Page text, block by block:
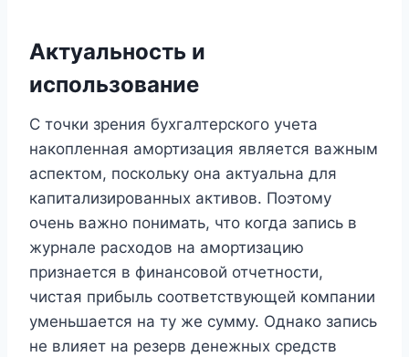
Актуальность и
использование
С точки зрения бухгалтерского учета
накопленная амортизация является важным
аспектом, поскольку она актуальна для
капитализированных активов. Поэтому
очень важно понимать, что когда запись в
журнале расходов на амортизацию
признается в финансовой отчетности,
чистая прибыль соответствующей компании
уменьшается на ту же сумму. Однако запись
не влияет на резерв денежных средств